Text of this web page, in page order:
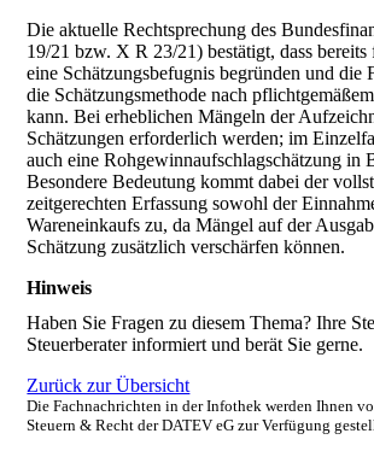
Die aktuelle Rechtsprechung des
19/21 bzw. X R 23/21) bestätigt, dass
eine Schätzungsbefugnis begründen und die
die Schätzungsmethode nach
kann. Bei erheblichen Mängeln der
Schätzungen erforderlich werden; im
auch eine Rohgewinnaufschlagschätzung in
Besondere Bedeutung kommt dabei der
zeitgerechten Erfassung sowohl der
Wareneinkaufs zu, da Mängel auf der
Schätzung zusätzlich verschärfen können.
Hinweis
Haben Sie Fragen zu diesem Thema? Ihre
Steuerberater informiert und berät Sie gerne.
Zurück zur Übersicht
Die Fachnachrichten in der Infothek werden Ihnen
Steuern & Recht der DATEV eG zur Verfügung